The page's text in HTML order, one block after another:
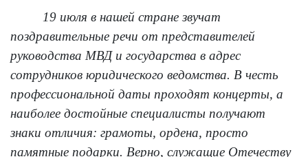
19 июля в нашей стране звучат
поздравительные речи от представителей
руководства МВД и государства в адрес
сотрудников юридического ведомства. В честь
профессиональной даты проходят концерты, а
наиболее достойные специалисты получают
знаки отличия: грамоты, ордена, просто
памятные подарки. Верно, служащие Отечеству